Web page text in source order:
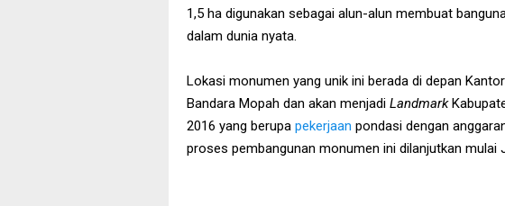
1,5 ha digunakan sebagai alun-alun membuat
dalam dunia nyata.
Lokasi monumen yang unik ini berada di depan
Bandara Mopah dan akan menjadi Landmark
2016 yang berupa pekerjaan pondasi dengan
proses pembangunan monumen ini dilanjutkan mulai